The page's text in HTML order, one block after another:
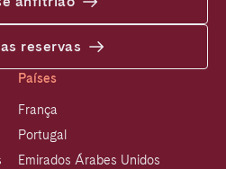
reservas
Países
França
Portugal
Emirados Árabes Unidos